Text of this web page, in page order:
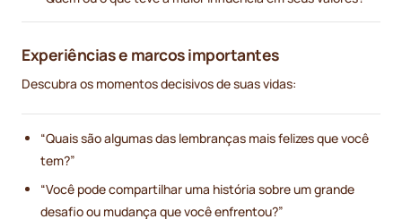
Experiências e marcos importantes
Descubra os momentos decisivos de suas vidas:
“Quais são algumas das lembranças mais felizes que você
tem?”
“Você pode compartilhar uma história sobre um grande
desafio ou mudança que você enfrentou?”